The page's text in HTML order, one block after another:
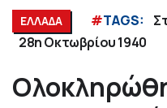
ΕΛΛΑΔΑ #TAGS:
28η Οκτωβρίου 1940